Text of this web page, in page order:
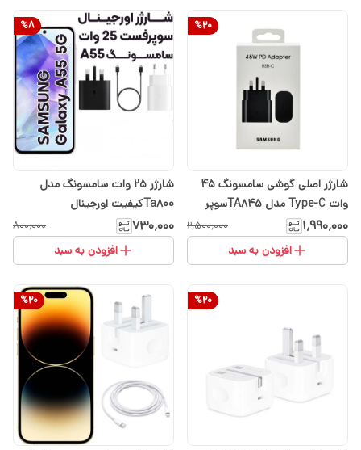
%20
شارژر اصلی گوشی سامسونگ 45
وات Type-C مدل TA845سوپر
فست شارژ سه پین تک پورت مدل
EP-TA845 به همراه تبدیل هدیه
۱٬۹۹۰٬۰۰۰ ۲٬۵۰۰٬۰۰۰
افزودن به سبد
%8
شارژر ۲۵ وات سامسونگ مدل
Ta800کیفیت اورجینال
۷۳۰٬۰۰۰ ۸۰۰٬۰۰۰
افزودن به سبد
%20
%20